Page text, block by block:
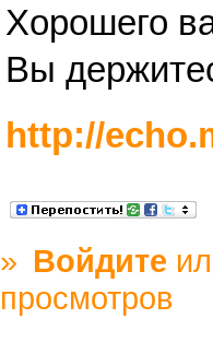
Хорошего
Вы
http://
» Войдите
просмотров